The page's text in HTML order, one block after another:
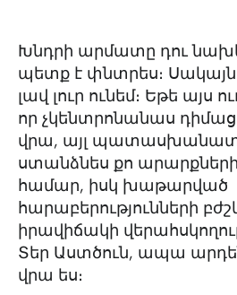
Խնդրի արմատը դու
պետք է փնտրես։
լավ լուր ունեմ։ Եթե այս
որ չկենտրոնանաս
վրա, այլ
ստանձնես քո
համար, իսկ խաթարված
հարաբերությունների
իրավիճակի
Տեր Աստծուն, ապա
վրա ես։